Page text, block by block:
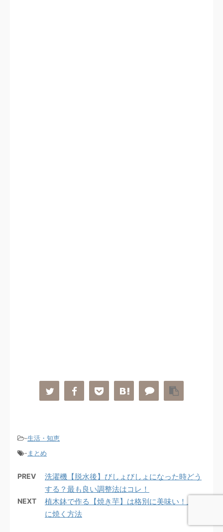
-生活・知恵
- まとめ
PREV
洗濯機【脱水後】びしょびしょになった時どう
する？最も良い調整法はコレ！
NEXT
植木鉢で作る【焼き芋】は格別に美味い！上手
に焼く方法